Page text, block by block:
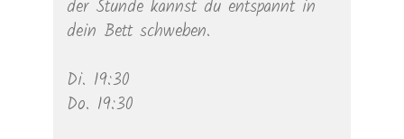
der Stunde kannst du entspannt in
dein Bett schweben.
Di. 19:30
Do. 19:30